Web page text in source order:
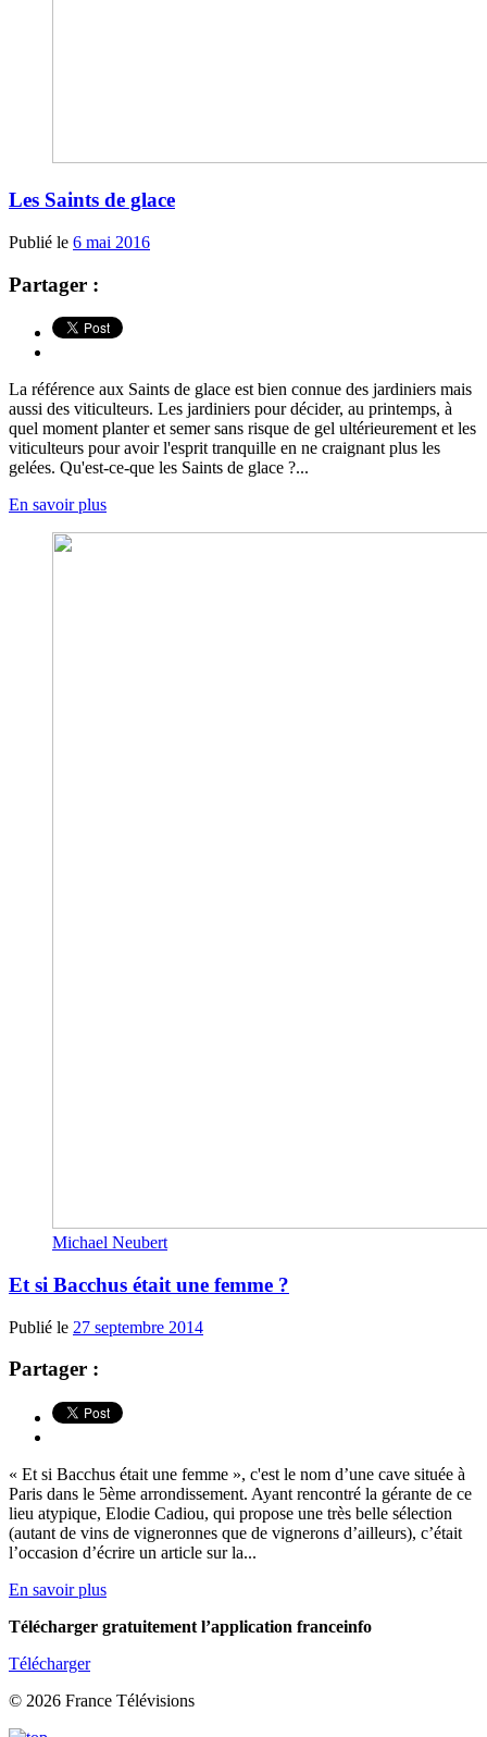
Les Saints de glace
Publié le 6 mai 2016
Partager :
La référence aux Saints de glace est bien connue des jardiniers mais
aussi des viticulteurs. Les jardiniers pour décider, au printemps, à
quel moment planter et semer sans risque de gel ultérieurement et les
viticulteurs pour avoir l'esprit tranquille en ne craignant plus les
gelées. Qu'est-ce-que les Saints de glace ?...
En savoir plus
Michael Neubert
Et si Bacchus était une femme ?
Publié le 27 septembre 2014
Partager :
« Et si Bacchus était une femme », c'est le nom d’une cave située à
Paris dans le 5ème arrondissement. Ayant rencontré la gérante de ce
lieu atypique, Elodie Cadiou, qui propose une très belle sélection
(autant de vins de vigneronnes que de vignerons d’ailleurs), c’était
l’occasion d’écrire un article sur la...
En savoir plus
Télécharger gratuitement l’application franceinfo
Télécharger
© 2026 France Télévisions